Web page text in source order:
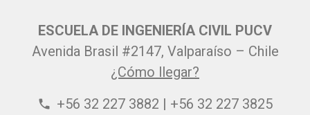
ESCUELA DE INGENIERÍA CIVIL PUCV
Avenida Brasil #2147, Valparaíso – Chile
¿Cómo llegar?
phone +56 32 227 3882 | +56 32 227 3825